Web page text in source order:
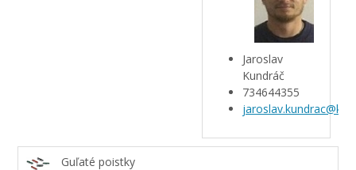
Jaroslav
Kundráč
734644355
Guľaté poistky